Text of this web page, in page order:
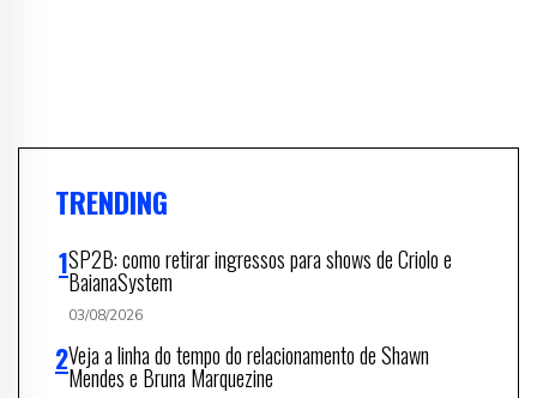
TRENDING
SP2B: como retirar ingressos para shows de Criolo e
BaianaSystem
03/08/2026
Veja a linha do tempo do relacionamento de Shawn
Mendes e Bruna Marquezine